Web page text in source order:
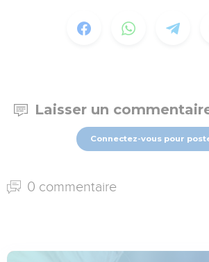
Laisser un
Connectez-vous pour
0 commentaire